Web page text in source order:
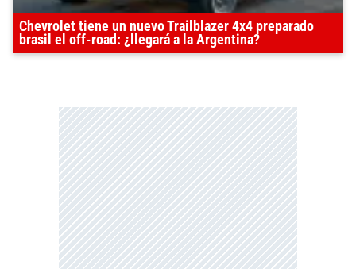
Chevrolet tiene un nuevo Trailblazer 4x4 preparado
brasil el off-road: ¿llegará a la Argentina?